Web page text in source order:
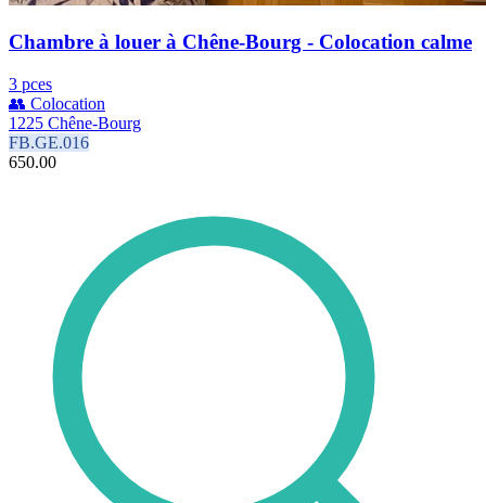
Chambre à louer à Chêne-Bourg - Colocation calme
3 pces
👥 Colocation
1225 Chêne-Bourg
FB.GE.016
650.00